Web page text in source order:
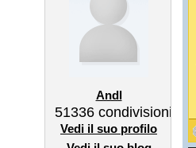
Andl
51336 condivisioni
Vedi il suo profilo